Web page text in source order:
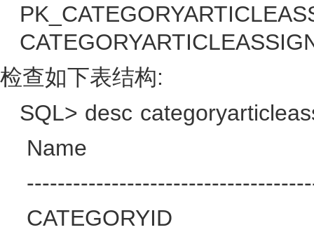
检查如下表结构:
SQL> desc
Name
CATEGORYID